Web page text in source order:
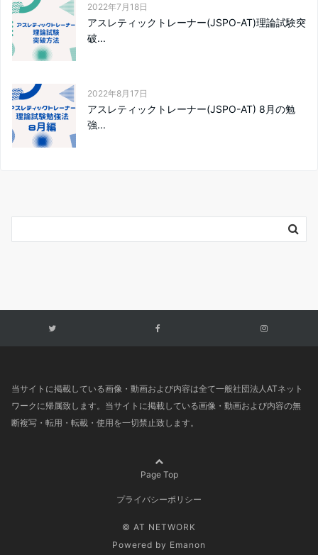
2022年7月18日
アスレティックトレーナー(JSPO-AT)理論試験突
破...
2022年8月17日
アスレティックトレーナー(JSPO-AT) 8月の勉
強...
当サイトに掲載している画像・動画および内容は全て一般社団法人ATネット
ワークに帰属致します。当サイトに掲載している画像・動画および内容の無
断複写・転用・転載・使用を一切禁止致します。
Page Top
プライバシーポリシー
© AT NETWORK
Powered by Emanon